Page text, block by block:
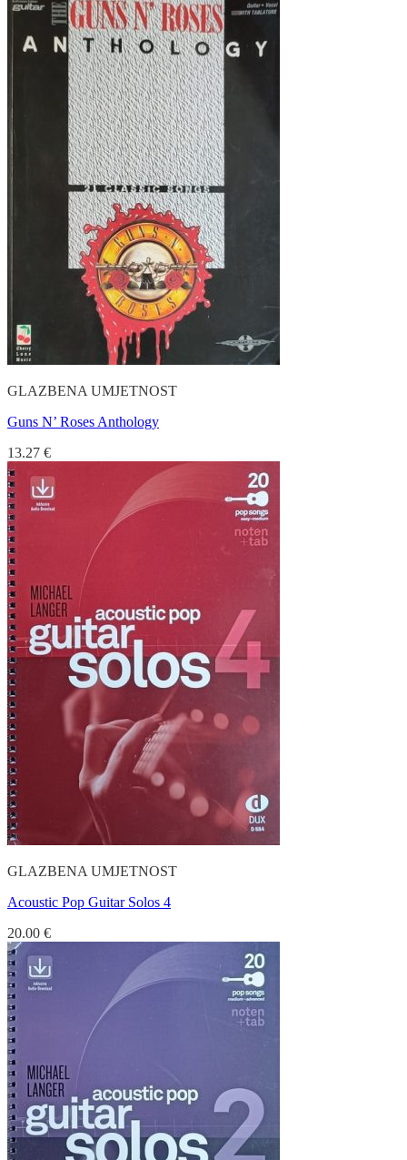
GLAZBENA UMJETNOST
Guns N’ Roses Anthology
13.27 €
GLAZBENA UMJETNOST
Acoustic Pop Guitar Solos 4
20.00 €